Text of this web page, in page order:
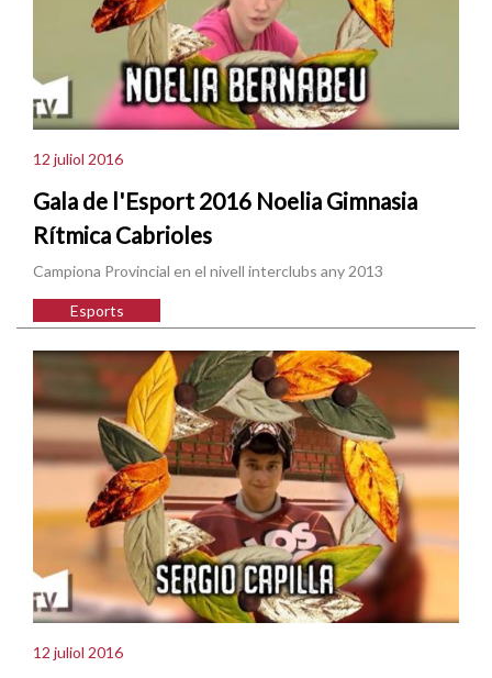
12 juliol 2016
Gala de l'Esport 2016 Noelia Gimnasia
Rítmica Cabrioles
Campiona Provincial en el nivell interclubs any 2013
Esports
12 juliol 2016